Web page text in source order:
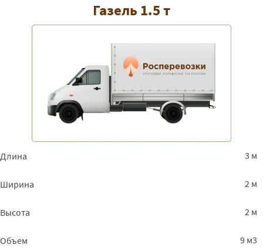
Газель 1.5 т
Длина 3 м
Ширина 2 м
Высота 2 м
Объем 9 м3